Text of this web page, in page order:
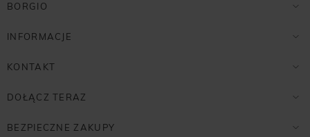
BORGIO
INFORMACJE
KONTAKT
DOŁĄCZ TERAZ
BEZPIECZNE ZAKUPY